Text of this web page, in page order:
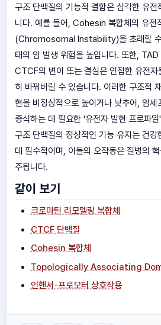
구조 단백질의 기능적 결함은 심각한 유
니다. 예를 들어, Cohesin 복합체의 유전
(Chromosomal Instability)을 초래할 수
태의 암 발생 위험을 높입니다. 또한,
CTCF의 변이 또는 결실은 인접한 유전자
히 바꿔버릴 수 있습니다. 이러한 구조적
현을 비정상적으로 높이거나 낮추어, 암
증식하는 데 필요한 '유전자 발현 프로파
구조 단백질의 정상적인 기능 유지는 건
데 필수적이며, 이들의 오작동은 질병의
주됩니다.
같이 보기
크로마틴 리모델링 복합체
CTCF 단백질
Cohesin 복합체
Topologically Associating
인핸서-프로모터 상호작용